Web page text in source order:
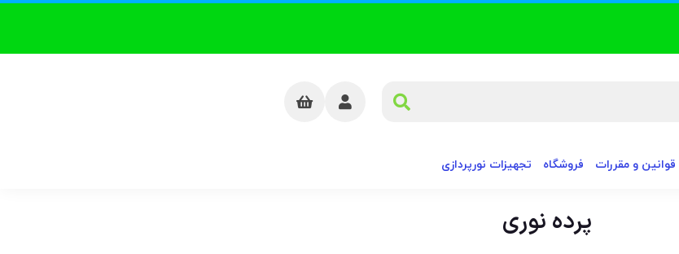
قوانین و مقررات فروشگاه تجهیزات نورپردازی
پرده نوری